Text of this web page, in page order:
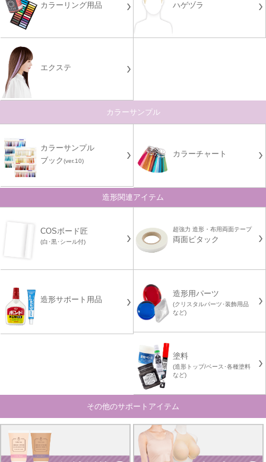
カラーリング用品 ハゲヅラ
エクステ
カラーサンプル
カラーサンプル
ブック(ver.10)
カラーチャート
造形関連アイテム
COSボード匠
(白･黒･シール付)
超強力 造形・布用両面テープ
両面ピタック
造形サポート用品
造形用パーツ
(クリスタルパーツ･装飾用品
など)
塗料
(造形トップ/ベース･各種塗料
など)
その他のサポートアイテム